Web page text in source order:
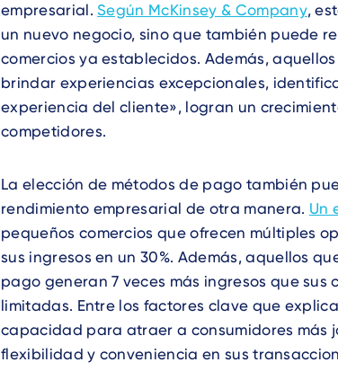
empresarial.Según McKinsey & Company,
un nuevo negocio, sino que también puede
comercios ya establecidos. Además,
brindar experiencias excepcionales,
experiencia del cliente», logran un
competidores.
La elección de métodos de pago también
rendimiento empresarial de otra manera. Un
pequeños comercios que ofrecen múltiples
sus ingresos en un 30%. Además, aquellos
pago generan 7 veces más ingresos que sus
limitadas. Entre los factores clave que
capacidad para atraer a consumidores más
flexibilidad y conveniencia en sus